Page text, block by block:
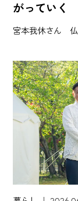
がっていく
宮本我休さん 仏